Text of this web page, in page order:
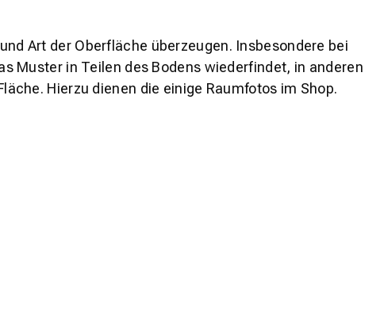
Art der Oberfläche überzeugen. Insbesondere bei
Muster in Teilen des Bodens wiederfindet, in anderen
Hierzu dienen die einige Raumfotos im Shop.